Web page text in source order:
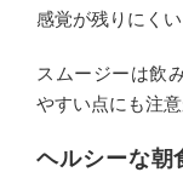
感覚が残りにくい
スムージーは飲
やすい点にも注意
ヘルシーな朝